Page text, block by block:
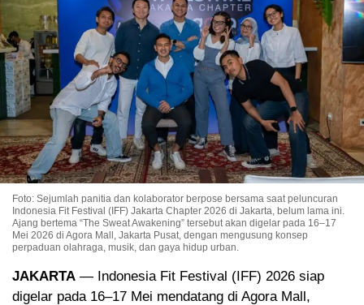
Foto: Sejumlah panitia dan kolaborator berpose bersama saat peluncuran
Indonesia Fit Festival (IFF) Jakarta Chapter 2026 di Jakarta, belum lama ini.
Ajang bertema “The Sweat Awakening” tersebut akan digelar pada 16–17
Mei 2026 di Agora Mall, Jakarta Pusat, dengan mengusung konsep
perpaduan olahraga, musik, dan gaya hidup urban.
JAKARTA — Indonesia Fit Festival (IFF) 2026 siap
digelar pada 16–17 Mei mendatang di Agora Mall,